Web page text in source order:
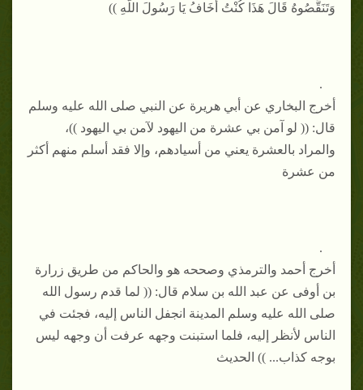
وَتَنَقَّصُوهُ قَالَ هَذَا كُنْتُ أَخَافُ يَا رَسُولَ اللَّهِ ))
.
أخرج البخاري عن أبي هريرة عن النبي صلى الله عليه وسلم
قال: (( لو آمن بي عشرة من اليهود لآمن بي اليهود ))،
والمراد بالعشرة يعني من أسيادهم، وإلا فقد أسلم منهم أكثر
من عشرة
.
أخرج أحمد والترمذي وصححه هو والحاكم من طريق زرارة
بن أوفى عن عبد الله بن سلام قال: (( لما قدم رسول الله
صلى الله عليه وسلم المدينة انجفل الناس إليه، فجئت في
الناس لأنظر إليه، فلما استبنت وجهه عرفت أن وجهه ليس
بوجه كذاب... )) الحديث